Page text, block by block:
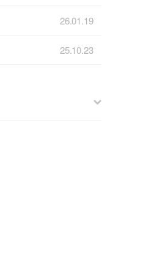
26.01.19
25.10.23